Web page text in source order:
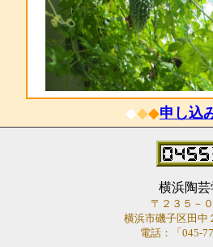
◆◆◆申し込
横浜陶芸
〒２３５－
横浜市磯子区田中
電話：「045-